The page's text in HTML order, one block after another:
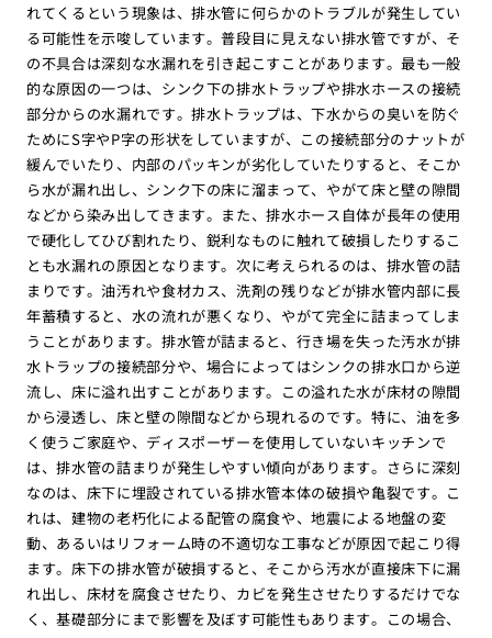
れてくるという現象は、排水管に何らかのトラブルが発生してい
る可能性を示唆しています。普段目に見えない排水管ですが、そ
の不具合は深刻な水漏れを引き起こすことがあります。最も一般
的な原因の一つは、シンク下の排水トラップや排水ホースの接続
部分からの水漏れです。排水トラップは、下水からの臭いを防ぐ
ためにS字やP字の形状をしていますが、この接続部分のナットが
緩んでいたり、内部のパッキンが劣化していたりすると、そこか
ら水が漏れ出し、シンク下の床に溜まって、やがて床と壁の隙間
などから染み出してきます。また、排水ホース自体が長年の使用
で硬化してひび割れたり、鋭利なものに触れて破損したりするこ
とも水漏れの原因となります。次に考えられるのは、排水管の詰
まりです。油汚れや食材カス、洗剤の残りなどが排水管内部に長
年蓄積すると、水の流れが悪くなり、やがて完全に詰まってしま
うことがあります。排水管が詰まると、行き場を失った汚水が排
水トラップの接続部分や、場合によってはシンクの排水口から逆
流し、床に溢れ出すことがあります。この溢れた水が床材の隙間
から浸透し、床と壁の隙間などから現れるのです。特に、油を多
く使うご家庭や、ディスポーザーを使用していないキッチンで
は、排水管の詰まりが発生しやすい傾向があります。さらに深刻
なのは、床下に埋設されている排水管本体の破損や亀裂です。こ
れは、建物の老朽化による配管の腐食や、地震による地盤の変
動、あるいはリフォーム時の不適切な工事などが原因で起こり得
ます。床下の排水管が破損すると、そこから汚水が直接床下に漏
れ出し、床材を腐食させたり、カビを発生させたりするだけでな
く、基礎部分にまで影響を及ぼす可能性もあります。この場合、